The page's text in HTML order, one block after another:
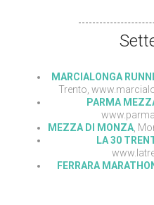
MARCIALONGA
Trento,
PARMA
MEZZA DI MONZA ,
LA 30
FERRARA